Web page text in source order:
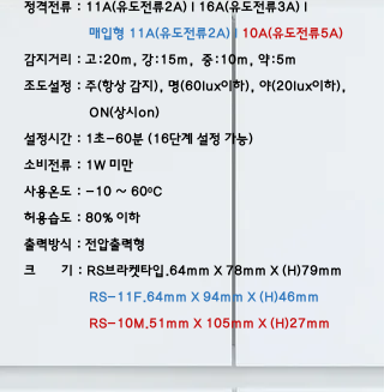
정격전류 : 11A(유도전류2A) l 16A(유도전류3A) l
매입형 11A(유도전류2A) I 10A(유도전류5A)
감지거리 : 고:20m, 강:15m, 중:10m, 약:5m
조도설정 : 주(항상 감지), 명(60lux이하), 야(20lux이하),
ON(상시on)
설정시간 : 1초-60분 (16단계 설정 가능)
소비전류 : 1W 미만
사용온도 : -10 ~ 60ºC
허용습도 : 80% 이하
출력방식 : 전압출력형
크 기 : RS브라켓타입.64mm X 78mm X (H)79mm
RS-11F.64mm X 94mm X (H)46mm
RS-10M.51mm X 105mm X (H)27mm